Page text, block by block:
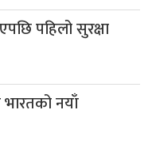
पहिलो सुरक्षा
नयाँ